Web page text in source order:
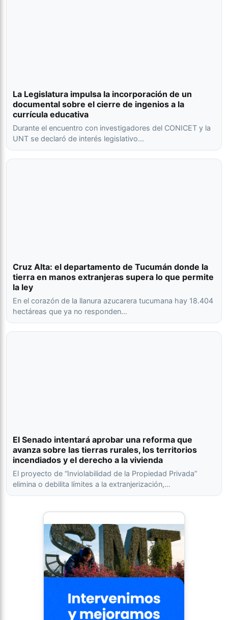
La Legislatura impulsa la incorporación de un
documental sobre el cierre de ingenios a la
currícula educativa
Durante el encuentro con investigadores del CONICET y la
UNT se declaró de interés legislativo…
Cruz Alta: el departamento de Tucumán donde la
tierra en manos extranjeras supera lo que permite
la ley
En el corazón de la llanura azucarera tucumana hay 18.404
hectáreas que ya no responden…
El Senado intentará aprobar una reforma que
avanza sobre las tierras rurales, los territorios
incendiados y el derecho a la vivienda
El proyecto de “Inviolabilidad de la Propiedad Privada”
elimina o debilita límites a la extranjerización,…